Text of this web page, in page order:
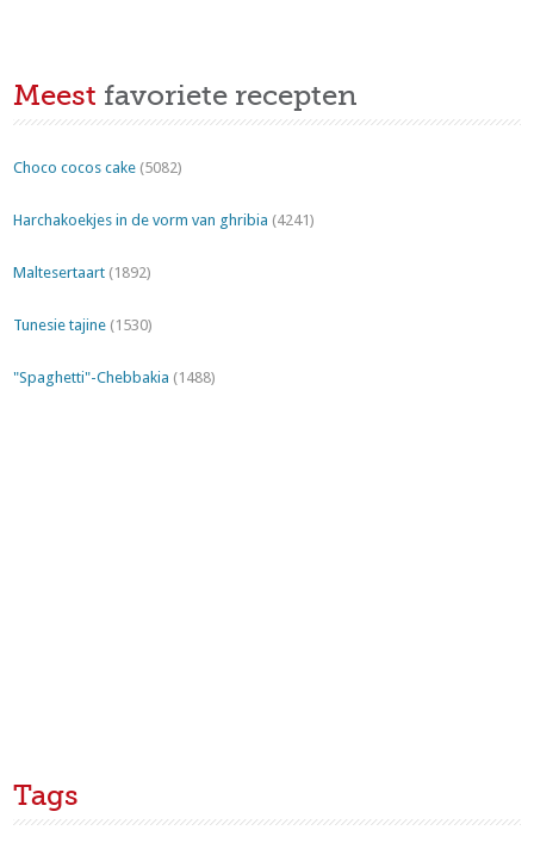
Meest favoriete recepten
Choco cocos cake (5082)
Harchakoekjes in de vorm van ghribia (4241)
Maltesertaart (1892)
Tunesie tajine (1530)
"Spaghetti"-Chebbakia (1488)
Tags